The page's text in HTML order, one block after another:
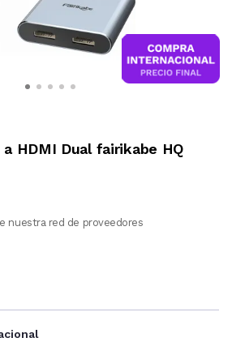
a HDMI Dual fairikabe HQ
nuestra red de proveedores